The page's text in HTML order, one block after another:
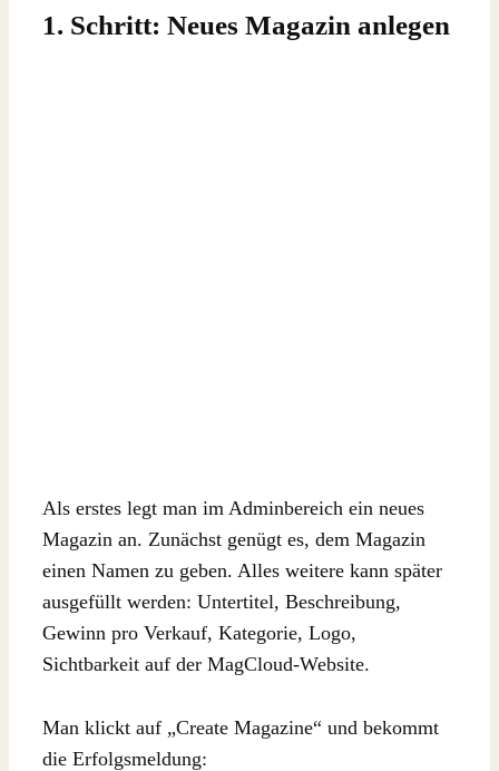
1. Schritt: Neues Magazin anlegen
Als erstes legt man im Adminbereich ein neues
Magazin an. Zunächst genügt es, dem Magazin
einen Namen zu geben. Alles weitere kann später
ausgefüllt werden: Untertitel, Beschreibung,
Gewinn pro Verkauf, Kategorie, Logo,
Sichtbarkeit auf der MagCloud-Website.
Man klickt auf „Create Magazine“ und bekommt
die Erfolgsmeldung: